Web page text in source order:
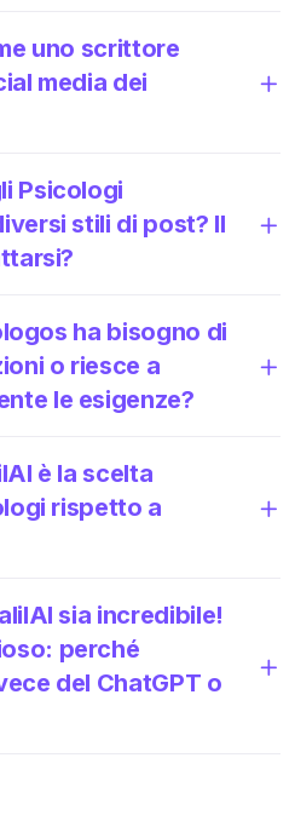
uno scrittore
media dei
Psicologi
stili di post? Il
ha bisogno di
o riesce a
le esigenze?
è la scelta
rispetto a
sia incredibile!
perché
del ChatGPT o